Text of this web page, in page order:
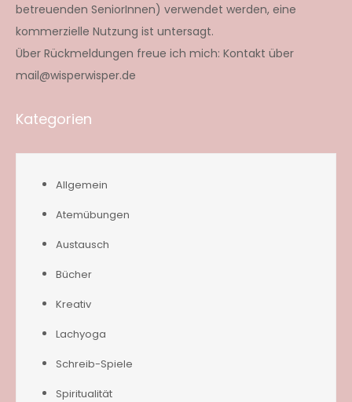
betreuenden SeniorInnen) verwendet werden, eine
kommerzielle Nutzung ist untersagt.
Über Rückmeldungen freue ich mich: Kontakt über
mail@wisperwisper.de
Kategorien
Allgemein
Atemübungen
Austausch
Bücher
Kreativ
Lachyoga
Schreib-Spiele
Spiritualität